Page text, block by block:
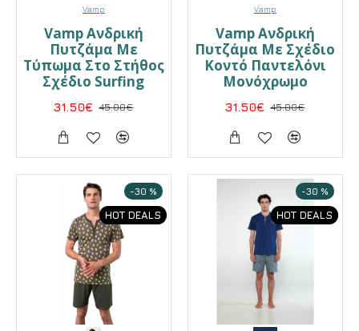
Vamp
Vamp Ανδρική
Πυτζάμα Με
Τύπωμα Στο Στήθος
Σχέδιο Surfing
31.50€ 45.00€
Vamp
Vamp Ανδρική
Πυτζάμα Με Σχέδιο
Κοντό Παντελόνι
Μονόχρωμο
31.50€ 45.00€
HOT DEALS
-30 %
HOT DEALS
-30 %